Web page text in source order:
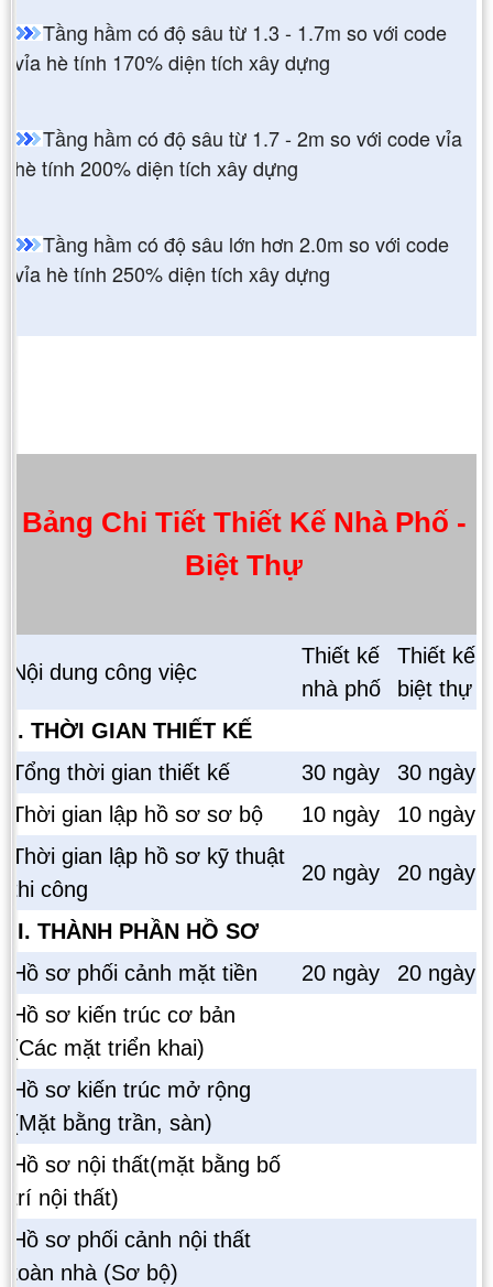
Tầng hầm có độ sâu từ 1.3 - 1.7m so với code
vỉa hè tính 170% diện tích xây dựng
Tầng hầm có độ sâu từ 1.7 - 2m so với code vỉa
hè tính 200% diện tích xây dựng
Tầng hầm có độ sâu lớn hơn 2.0m so với code
vỉa hè tính 250% diện tích xây dựng
Bảng Chi Tiết Thiết Kế Nhà Phố -
Biệt Thự
Nội dung công việc
Thiết kế
nhà phố
Thiết kế
biệt thự
I. THỜI GIAN THIẾT KẾ
Tổng thời gian thiết kế
30 ngày
30 ngày
Thời gian lập hồ sơ sơ bộ
10 ngày
10 ngày
Thời gian lập hồ sơ kỹ thuật
thi công
20 ngày 20 ngày
II. THÀNH PHẦN HỒ SƠ
Hồ sơ phối cảnh mặt tiền
20 ngày
20 ngày
Hồ sơ kiến trúc cơ bản
(Các mặt triển khai)
Hồ sơ kiến trúc mở rộng
(Mặt bằng trần, sàn)
Hồ sơ nội thất(mặt bằng bố
trí nội thất)
Hồ sơ phối cảnh nội thất
toàn nhà (Sơ bộ)